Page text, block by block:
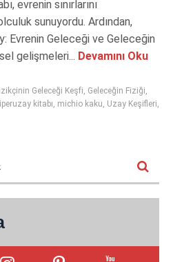
evrenin sınırlarını
sunuyordu. Ardından,
Evrenin Geleceği ve Geleceğin
gelişmeleri... Devamını Oku
Geleceği Keşfi, Geleceğin Fiziği,
kitabı, michio kaku, Uzay Keşifleri,